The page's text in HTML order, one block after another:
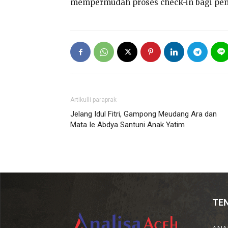
mempermudah proses check-in bagi
Artikulli paraprak
Jelang Idul Fitri, Gampong Meudang Ara dan
Mata Ie Abdya Santuni Anak Yatim